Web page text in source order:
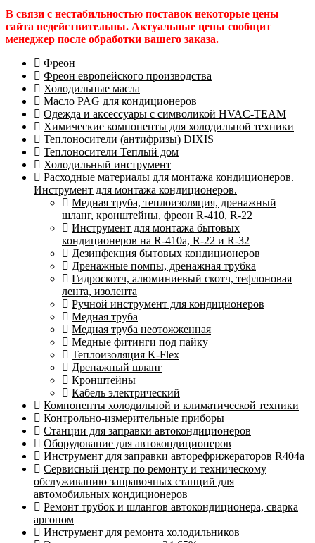
В связи с нестабильностью поставок некоторые цены
сайта недействительны. Актуальные цены сообщит
менеджер после обработки вашего заказа.
Фреон
Фреон европейского производства
Холодильные масла
Масло PAG для кондиционеров
Одежда и аксессуары с символикой HVAC-TEAM
Химические компоненты для холодильной техники
Теплоносители (антифризы) DIXIS
Теплоносители Теплый дом
Холодильный инструмент
Расходные материалы для монтажа кондиционеров.
Инструмент для монтажа кондиционеров.
Медная труба, теплоизоляция, дренажный
шланг, кронштейны, фреон R-410, R-22
Инструмент для монтажа бытовых
кондиционеров на R-410а, R-22 и R-32
Дезинфекция бытовых кондиционеров
Дренажные помпы, дренажная трубка
Гидроскотч, алюминиевый скотч, тефлоновая
лента, изолента
Ручной инструмент для кондиционеров
Медная труба
Медная труба неотожженная
Медные фитинги под пайку
Теплоизоляция K-Flex
Дренажный шланг
Кронштейны
Кабель электрический
Компоненты холодильной и климатической техники
Контрольно-измерительные приборы
Станции для заправки автокондиционеров
Оборудование для автокондиционеров
Инструмент для заправки авторефрижераторов R404a
Сервисный центр по ремонту и техническому
обслуживанию заправочных станций для
автомобильных кондиционеров
Ремонт трубок и шлангов автокондиционера, сварка
аргоном
Инструмент для ремонта холодильников